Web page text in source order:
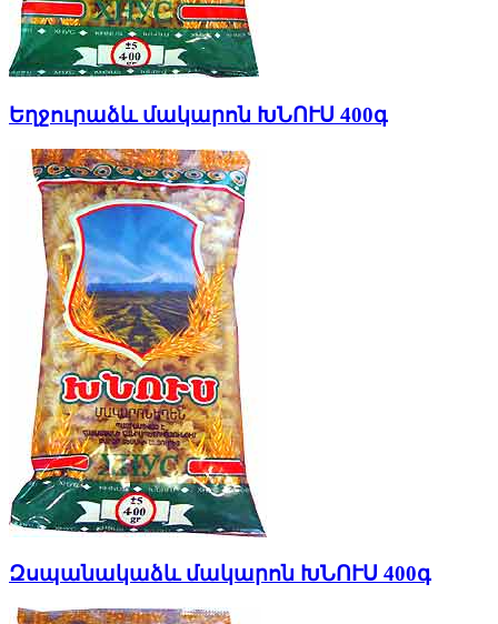
Եղջուրաձև մակարոն ԽՆՈՒՍ 400գ
Զսպանակաձև մակարոն ԽՆՈՒՍ 400գ